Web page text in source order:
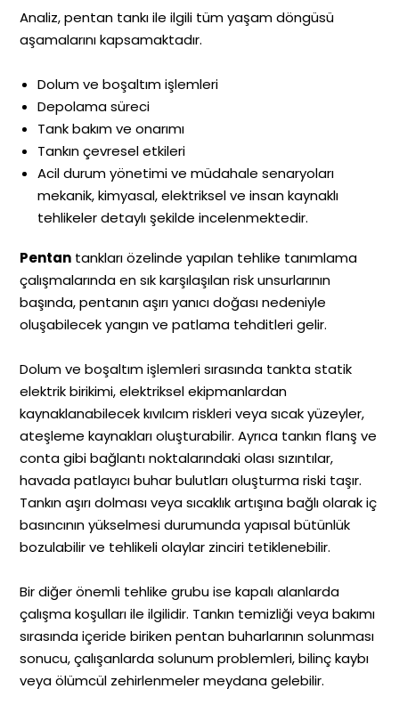
Analiz, pentan tankı ile ilgili tüm yaşam döngüsü
aşamalarını kapsamaktadır.
Dolum ve boşaltım işlemleri
Depolama süreci
Tank bakım ve onarımı
Tankın çevresel etkileri
Acil durum yönetimi ve müdahale senaryoları
mekanik, kimyasal, elektriksel ve insan kaynaklı
tehlikeler detaylı şekilde incelenmektedir.
Pentan tankları özelinde yapılan tehlike tanımlama
çalışmalarında en sık karşılaşılan risk unsurlarının
başında, pentanın aşırı yanıcı doğası nedeniyle
oluşabilecek yangın ve patlama tehditleri gelir.
Dolum ve boşaltım işlemleri sırasında tankta statik
elektrik birikimi, elektriksel ekipmanlardan
kaynaklanabilecek kıvılcım riskleri veya sıcak yüzeyler,
ateşleme kaynakları oluşturabilir. Ayrıca tankın flanş ve
conta gibi bağlantı noktalarındaki olası sızıntılar,
havada patlayıcı buhar bulutları oluşturma riski taşır.
Tankın aşırı dolması veya sıcaklık artışına bağlı olarak iç
basıncının yükselmesi durumunda yapısal bütünlük
bozulabilir ve tehlikeli olaylar zinciri tetiklenebilir.
Bir diğer önemli tehlike grubu ise kapalı alanlarda
çalışma koşulları ile ilgilidir. Tankın temizliği veya bakımı
sırasında içeride biriken pentan buharlarının solunması
sonucu, çalışanlarda solunum problemleri, bilinç kaybı
veya ölümcül zehirlenmeler meydana gelebilir.